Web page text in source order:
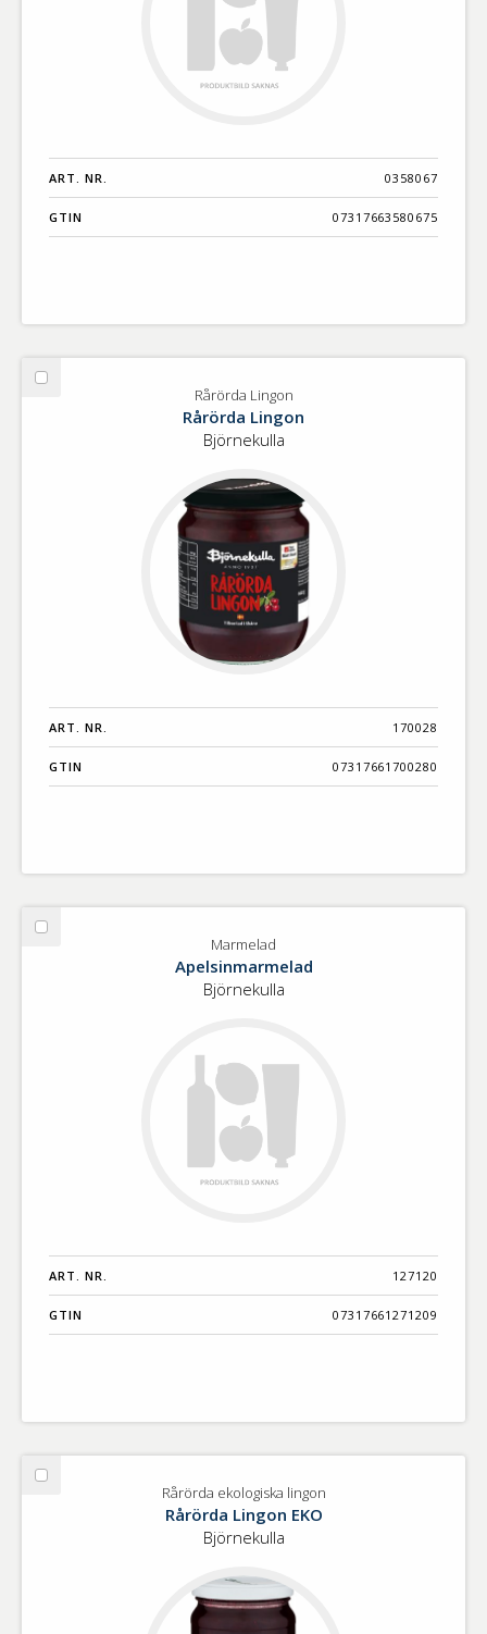
ART. NR. 0358067
GTIN 07317663580675
Välj
Rårörda Lingon
Rårörda Lingon
Björnekulla
ART. NR. 170028
GTIN 07317661700280
Välj
Marmelad
Apelsinmarmelad
Björnekulla
ART. NR. 127120
GTIN 07317661271209
Välj
Rårörda ekologiska lingon
Rårörda Lingon EKO
Björnekulla